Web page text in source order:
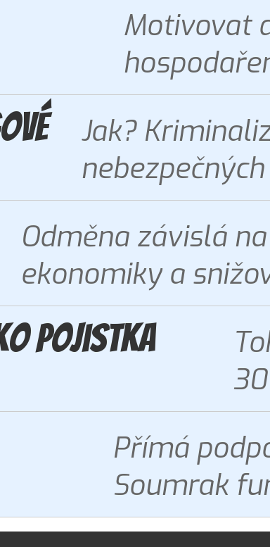
Motivovat
Jak?
Odměna závislá
ekonomiky a
pojistka
Přímá
Soumrak